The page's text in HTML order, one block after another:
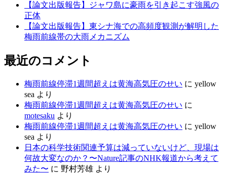
【論文出版報告】ジャワ島に豪雨を引き起こす強風の
正体
【論文出版報告】東シナ海での高頻度観測が解明した
梅雨前線帯の大雨メカニズム
最近のコメント
梅雨前線停滞1週間超えは黄海高気圧のせい に yellow
sea より
梅雨前線停滞1週間超えは黄海高気圧のせい に
motesaku より
梅雨前線停滞1週間超えは黄海高気圧のせい に yellow
sea より
日本の科学技術関連予算は減っていないけど、現場は
何故大変なのか？〜Nature記事のNHK報道から考えて
みた〜 に 野村芳雄 より